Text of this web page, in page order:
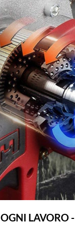
LAVORO -